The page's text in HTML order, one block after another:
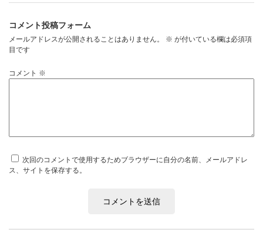
コメント投稿フォーム
メールアドレスが公開されることはありません。 ※ が付いている欄は必須項
目です
コメント ※
次回のコメントで使用するためブラウザーに自分の名前、メールアドレ
ス、サイトを保存する。